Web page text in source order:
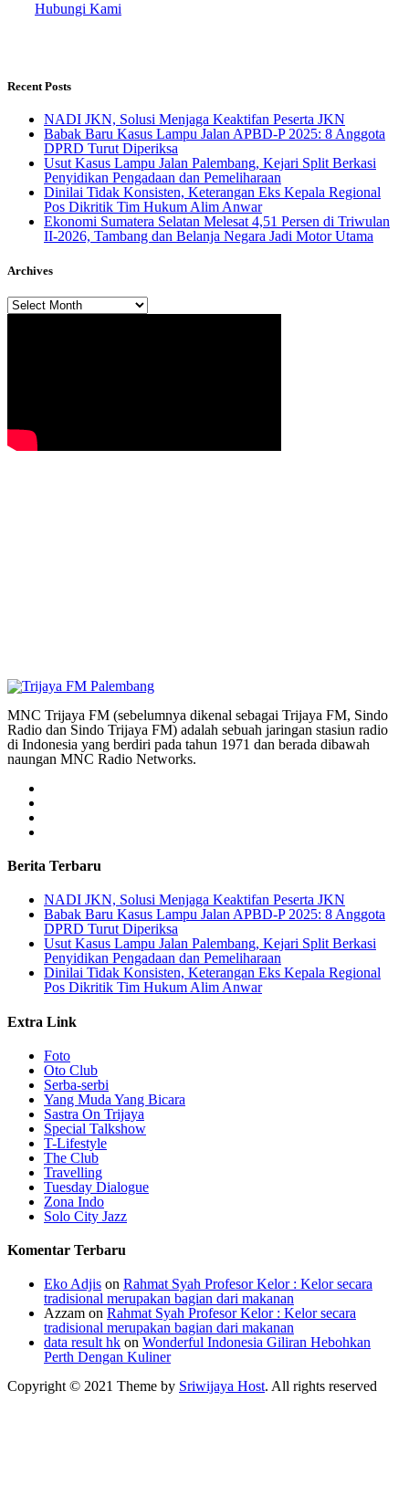
Hubungi Kami
Recent Posts
NADI JKN, Solusi Menjaga Keaktifan Peserta JKN
Babak Baru Kasus Lampu Jalan APBD-P 2025: 8 Anggota
DPRD Turut Diperiksa
Usut Kasus Lampu Jalan Palembang, Kejari Split Berkasi
Penyidikan Pengadaan dan Pemeliharaan
Dinilai Tidak Konsisten, Keterangan Eks Kepala Regional
Pos Dikritik Tim Hukum Alim Anwar
Ekonomi Sumatera Selatan Melesat 4,51 Persen di Triwulan
II-2026, Tambang dan Belanja Negara Jadi Motor Utama
Archives
Archives
MNC Trijaya FM (sebelumnya dikenal sebagai Trijaya FM, Sindo
Radio dan Sindo Trijaya FM) adalah sebuah jaringan stasiun radio
di Indonesia yang berdiri pada tahun 1971 dan berada dibawah
naungan MNC Radio Networks.
Berita Terbaru
NADI JKN, Solusi Menjaga Keaktifan Peserta JKN
Babak Baru Kasus Lampu Jalan APBD-P 2025: 8 Anggota
DPRD Turut Diperiksa
Usut Kasus Lampu Jalan Palembang, Kejari Split Berkasi
Penyidikan Pengadaan dan Pemeliharaan
Dinilai Tidak Konsisten, Keterangan Eks Kepala Regional
Pos Dikritik Tim Hukum Alim Anwar
Extra Link
Foto
Oto Club
Serba-serbi
Yang Muda Yang Bicara
Sastra On Trijaya
Special Talkshow
T-Lifestyle
The Club
Travelling
Tuesday Dialogue
Zona Indo
Solo City Jazz
Komentar Terbaru
Eko Adjis on Rahmat Syah Profesor Kelor : Kelor secara
tradisional merupakan bagian dari makanan
Azzam on Rahmat Syah Profesor Kelor : Kelor secara
tradisional merupakan bagian dari makanan
data result hk on Wonderful Indonesia Giliran Hebohkan
Perth Dengan Kuliner
Copyright © 2021 Theme by Sriwijaya Host. All rights reserved